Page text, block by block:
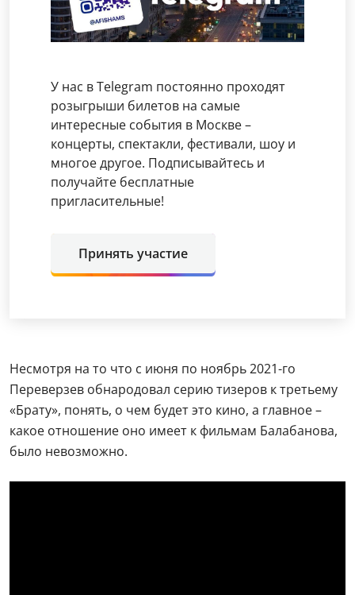
У нас в Telegram постоянно проходят
розыгрыши билетов на самые
интересные события в Москве –
концерты, спектакли, фестивали, шоу и
многое другое. Подписывайтесь и
получайте бесплатные
пригласительные!
Принять участие
Несмотря на то что с июня по ноябрь 2021-го
Переверзев обнародовал серию тизеров к третьему
«Брату», понять, о чем будет это кино, а главное –
какое отношение оно имеет к фильмам Балабанова,
было невозможно.